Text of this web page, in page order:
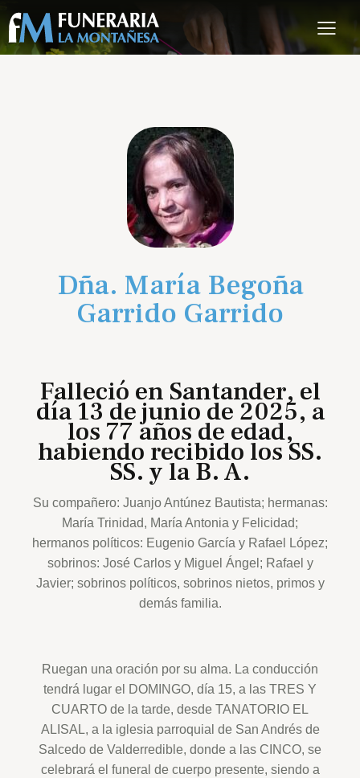
Dña. María Begoña
Garrido Garrido
Falleció en Santander, el
día 13 de junio de 2025, a
los 77 años de edad,
habiendo recibido los SS.
SS. y la B. A.
Su compañero: Juanjo Antúnez Bautista; hermanas:
María Trinidad, María Antonia y Felicidad;
hermanos políticos: Eugenio García y Rafael López;
sobrinos: José Carlos y Miguel Ángel; Rafael y
Javier; sobrinos políticos, sobrinos nietos, primos y
demás familia.
Ruegan una oración por su alma. La conducción
tendrá lugar el DOMINGO, día 15, a las TRES Y
CUARTO de la tarde, desde TANATORIO EL
ALISAL, a la iglesia parroquial de San Andrés de
Salcedo de Valderredible, donde a las CINCO, se
celebrará el funeral de cuerpo presente, siendo a